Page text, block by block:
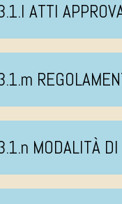
ATTI
MODALITÀ